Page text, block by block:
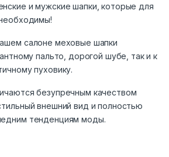
и мужские шапки, которые для
салоне меховые шапки
пальто, дорогой шубе, так и к
пуховику.
безупречным качеством
внешний вид и полностью
тенденциям моды.